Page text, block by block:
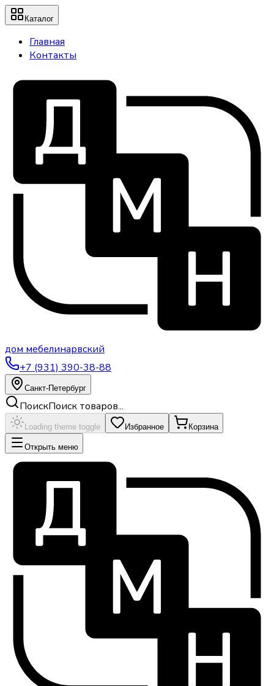
Каталог
Главная
Контакты
дом мебелинарвский
+7 (931) 390-38-88
Санкт-Петербург
ПоискПоиск товаров...
Loading theme toggle Избранное Корзина
Открыть меню